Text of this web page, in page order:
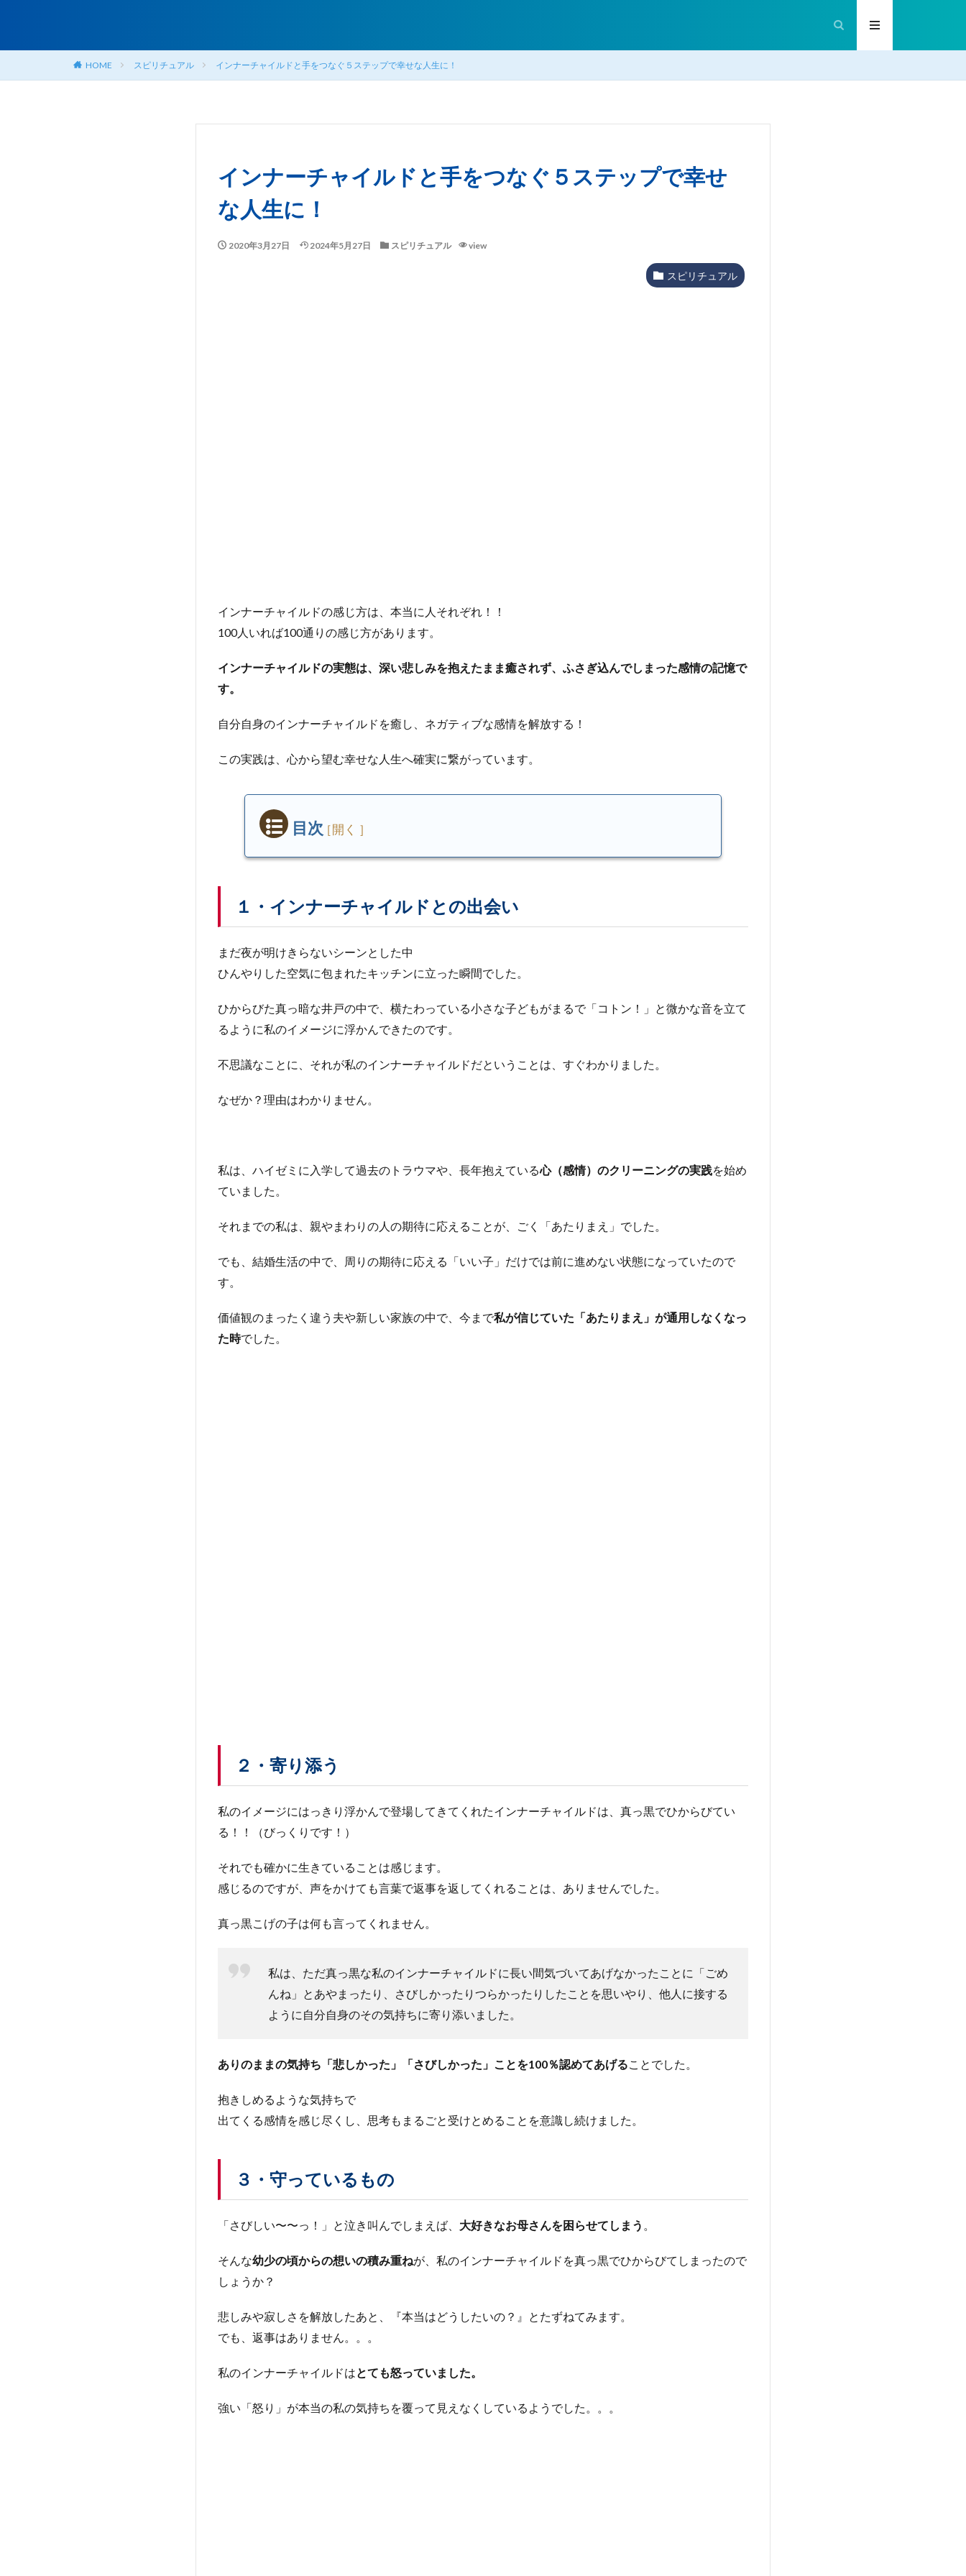
HOME スピリチュアル インナーチャイルドと手をつなぐ５ステップで幸せな人生に！
インナーチャイルドと手をつなぐ５ステップで幸せ
な人生に！
2020年3月27日 2024年5月27日 スピリチュアル view
スピリチュアル
インナーチャイルドの感じ方は、本当に人それぞれ！！
100人いれば100通りの感じ方があります。
インナーチャイルドの実態は、深い悲しみを抱えたまま癒されず、ふさぎ込んでしまった感情の記憶で
す。
自分自身のインナーチャイルドを癒し、ネガティブな感情を解放する！
この実践は、心から望む幸せな人生へ確実に繋がっています。
目次
イル
ドと
会い
２・
添う
３・
てい
ソ
ー
＊
すべ
５・
解放
１・インナーチャイルドとの出会い
まだ夜が明けきらないシーンとした中
ひんやりした空気に包まれたキッチンに立った瞬間でした。
ひからびた真っ暗な井戸の中で、横たわっている小さな子どもがまるで「コトン！」と微かな音を立て
るように私のイメージに浮かんできたのです。
不思議なことに、それが私のインナーチャイルドだということは、すぐわかりました。
なぜか？理由はわかりません。
私は、ハイゼミに入学して過去のトラウマや、長年抱えている心（感情）のクリーニングの実践を始め
ていました。
それまでの私は、親やまわりの人の期待に応えることが、ごく「あたりまえ」でした。
でも、結婚生活の中で、周りの期待に応える「いい子」だけでは前に進めない状態になっていたので
す。
価値観のまったく違う夫や新しい家族の中で、今まで私が信じていた「あたりまえ」が通用しなくなっ
た時でした。
２・寄り添う
私のイメージにはっきり浮かんで登場してきてくれたインナーチャイルドは、真っ黒でひからびてい
る！！（びっくりです！）
それでも確かに生きていることは感じます。
感じるのですが、声をかけても言葉で返事を返してくれることは、ありませんでした。
真っ黒こげの子は何も言ってくれません。
私は、ただ真っ黒な私のインナーチャイルドに長い間気づいてあげなかったことに「ごめ
んね」とあやまったり、さびしかったりつらかったりしたことを思いやり、他人に接する
ように自分自身のその気持ちに寄り添いました。
ありのままの気持ち「悲しかった」「さびしかった」ことを100％認めてあげることでした。
抱きしめるような気持ちで
出てくる感情を感じ尽くし、思考もまるごと受けとめることを意識し続けました。
３・守っているもの
「さびしい〜〜っ！」と泣き叫んでしまえば、 大好きなお母さんを困らせてしまう 。
そんな幼少の頃からの想いの積み重ねが、私のインナーチャイルドを真っ黒でひからびてしまったので
しょうか？
悲しみや寂しさを解放したあと、『本当はどうしたいの？』とたずねてみます。
でも、返事はありません。。。
私のインナーチャイルドはとても怒っていました。
強い「怒り」が本当の私の気持ちを覆って見えなくしているようでした。。。